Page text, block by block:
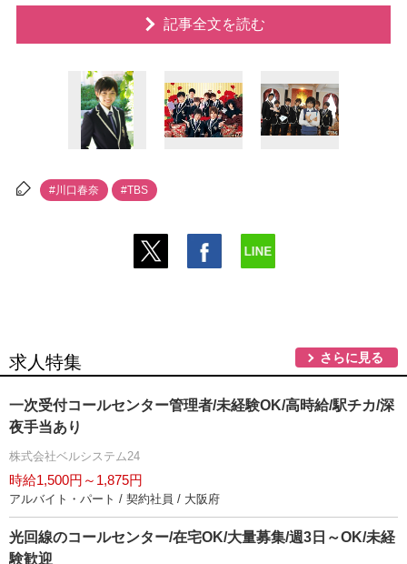
記事全文を読む
#川口春奈 #TBS
求人特集 さらに見る
一次受付コールセンター管理者/未経験OK/高時給/駅チカ/深
夜手当あり
株式会社ベルシステム24
時給1,500円～1,875円
アルバイト・パート / 契約社員 / 大阪府
光回線のコールセンター/在宅OK/大量募集/週3日～OK/未経
験歓迎